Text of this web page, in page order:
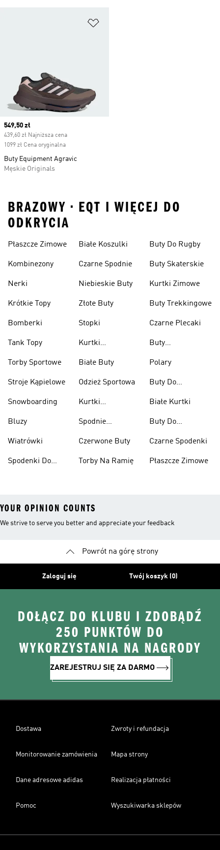
Current price
549,50 zł
439,60 zł Najniższa cena
1099 zł Cena oryginalna
Buty Equipment Agravic
Męskie Originals
BRAZOWY • EQT I WIĘCEJ DO
ODKRYCIA
Płaszcze Zimowe
Kombinezony
Nerki
Krótkie Topy
Bomberki
Tank Topy
Torby Sportowe
Stroje Kąpielowe
Snowboarding
Bluzy
Wiatrówki
Spodenki Do
Białe Koszulki
Czarne Spodnie
Niebieskie Buty
Złote Buty
Stopki
Kurtki
Białe Buty
Odzież Sportowa
Kurtki
Spodnie
Czerwone Buty
Torby Na Ramię
Buty Do Rugby
Buty Skaterskie
Kurtki Zimowe
Buty Trekkingowe
Czarne Plecaki
Buty
Polary
Buty Do
Ciężarów
Białe Kurtki
Buty Do
Czarne Spodenki
Płaszcze Zimowe
YOUR OPINION COUNTS
We strive to serve you better and appreciate your feedback
Powrót na górę strony
Zaloguj się Twój koszyk (0)
DOŁĄCZ DO KLUBU I ZDOBĄDŹ
250 PUNKTÓW DO
WYKORZYSTANIA NA NAGRODY
ZAREJESTRUJ SIĘ ZA DARMO
Dostawa Zwroty i refundacja
Monitorowanie zamówienia Mapa strony
Dane adresowe adidas Realizacja płatności
Pomoc Wyszukiwarka sklepów